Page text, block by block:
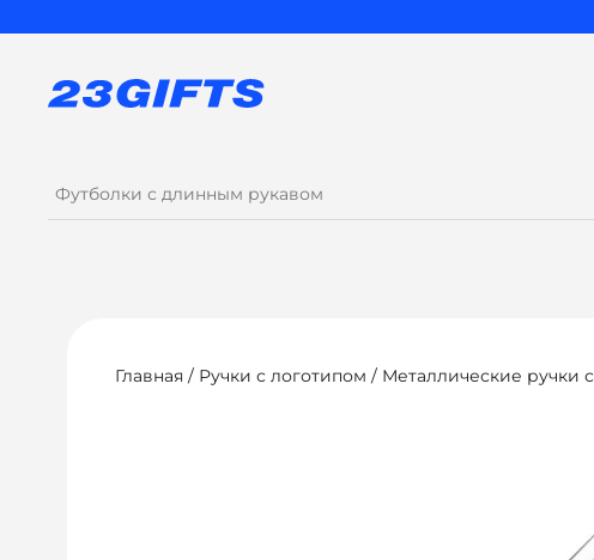
Главная / Ручки с логотипом / Металлические ручки